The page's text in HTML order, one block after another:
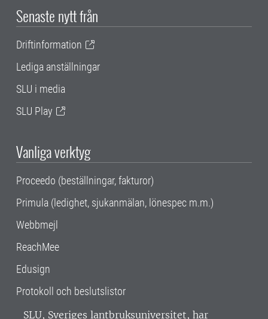
Senaste nytt från
Driftinformation
Lediga anställningar
SLU i media
SLU Play
Vanliga verktyg
Proceedo (beställningar, fakturor)
Primula (ledighet, sjukanmälan, lönespec m.m.)
Webbmejl
ReachMee
Edusign
Protokoll och beslutslistor
SLU, Sveriges lantbruksuniversitet, har